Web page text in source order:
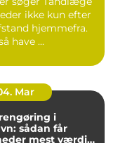
ikke kun efter
hjemmefra.
have ...
Mar
i
sådan får
mest værdi